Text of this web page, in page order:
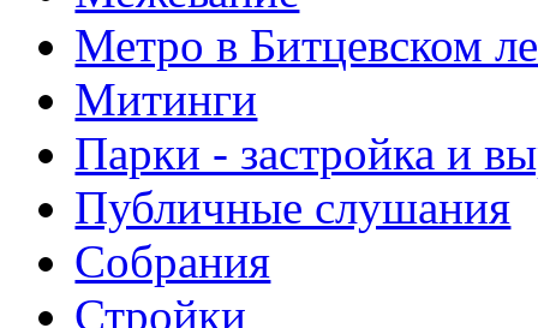
Метро в Битцевском
Митинги
Парки - застройка и
Публичные слушания
Собрания
Стройки